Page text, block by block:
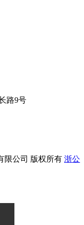
路9号
限公司 版权所有 浙公